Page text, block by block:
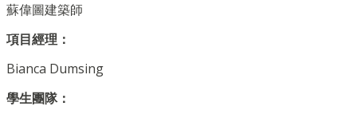
蘇偉圖建築師
項目經理：
Bianca Dumsing
學生團隊：